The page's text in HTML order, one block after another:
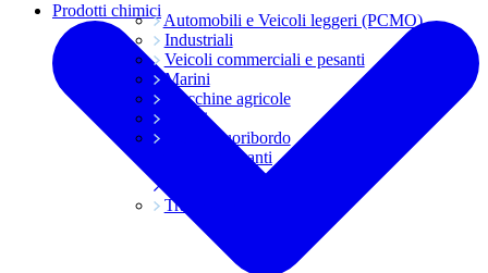
Automobili e Veicoli leggeri (PCMO)
Industriali
Veicoli commerciali e pesanti
Marini
Macchine agricole
Grassi
Moto e fuoribordo
Tutti i lubrificanti
Trasmissioni
Prodotti chimici